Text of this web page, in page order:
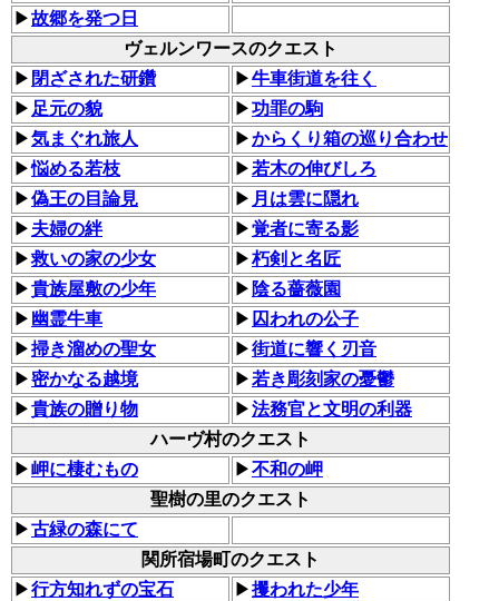
▶故郷を発つ日
ヴェルンワースのクエスト
▶ 閉ざされた研鑽 ▶牛車街道を往く
▶ 足元の貌 ▶功罪の駒
▶気まぐれ旅人 ▶からくり箱の巡り合わせ
▶悩める若枝 ▶若木の伸びしろ
▶偽王の目論見 ▶ 月は雲に隠れ
▶ 夫婦の絆 ▶覚者に寄る影
▶救いの家の少女 ▶朽剣と名匠
▶貴族屋敷の少年 ▶ 陰る薔薇園
▶ 幽霊牛車 ▶ 囚われの公子
▶掃き溜めの聖女 ▶街道に響く刃音
▶密かなる越境 ▶若き彫刻家の憂鬱
▶貴族の贈り物 ▶法務官と文明の利器
ハーヴ村のクエスト
▶岬に棲むもの ▶不和の岬
聖樹の里のクエスト
▶古緑の森にて
関所宿場町のクエスト
▶行方知れずの宝石 ▶攫われた少年